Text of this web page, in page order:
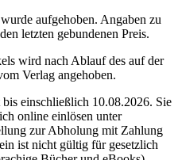
aufgehoben. Angaben zu
letzten gebundenen Preis.
wird nach Ablauf des auf der
Verlag angehoben.
einschließlich 10.08.2026. Sie
online einlösen unter
zur Abholung mit Zahlung
ist nicht gültig für gesetzlich